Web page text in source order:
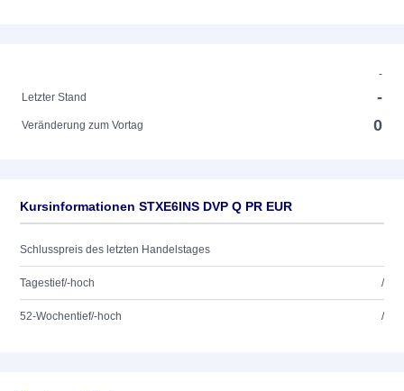
-
Letzter Stand
-
Veränderung zum Vortag 0
Kursinformationen STXE6INS DVP Q PR EUR
Schlusspreis des letzten Handelstages
Tagestief/-hoch /
52-Wochentief/-hoch /